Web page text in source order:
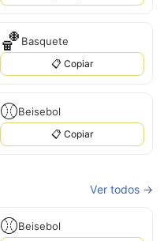
🏀 Basquete
📋 Copiar
⚾Beisebol
📋 Copiar
Ver todos →
⚾Beisebol